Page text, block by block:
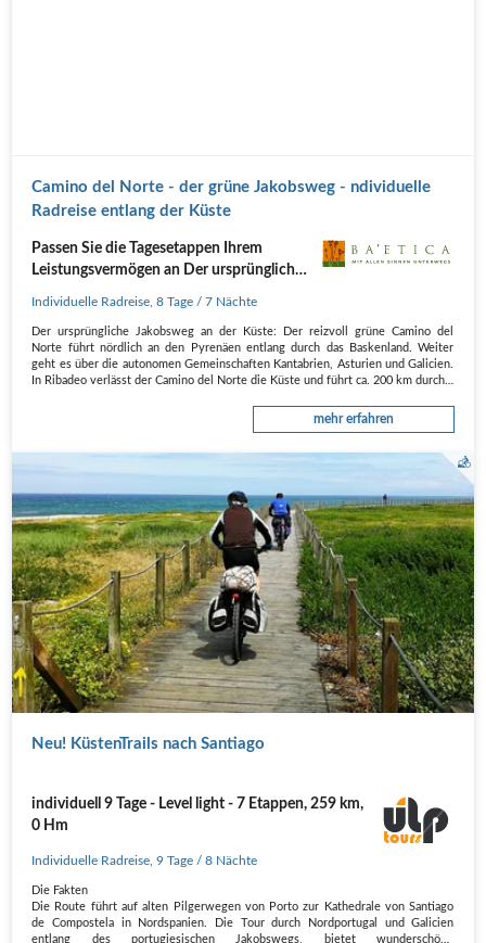
Camino del Norte - der grüne Jakobsweg - ndividuelle
Radreise entlang der Küste
Passen Sie die Tagesetappen Ihrem
Leistungsvermögen an Der ursprüngliche,
Individuelle Radreise ,8 Tage / 7 Nächte
Der ursprüngliche Jakobsweg an der Küste: Der reizvoll grüne Camino del
Norte führt nördlich an den Pyrenäen entlang durch das Baskenland. Weiter
geht es über die autonomen Gemeinschaften Kantabrien, Asturien und Galicien.
In Ribadeo verlässt der Camino del Norte die Küste und führt ca. 200 km durch…
mehr erfahren
Neu! KüstenTrails nach Santiago
individuell 9 Tage - Level light - 7 Etappen, 259 km,
0 Hm
Individuelle Radreise ,9 Tage / 8 Nächte
Die Fakten
Die Route führt auf alten Pilgerwegen von Porto zur Kathedrale von Santiago
de Compostela in Nordspanien. Die Tour durch Nordportugal und Galicien
entlang des portugiesischen Jakobswegs, bietet wunderschöne